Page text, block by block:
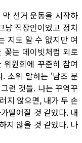
선거 운동을 시작하
냥 직장인이었고 정치
지도 알 수 없지만 여
는 데이빗처럼 외로
원회에 꾸준히 참여
소위 말하는 ‘남초 문
그런 것들. 나는 꾸역꾸
지 않으면, 내가 두 손
떨어질 것 같았다. 내
지 않을 것 같았다. 나